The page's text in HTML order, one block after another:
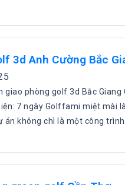
3d Anh Cường Bắc
phòng golf 3d Bắc Giang
7 ngày Golffami miệt mài
án không chì là một công trình